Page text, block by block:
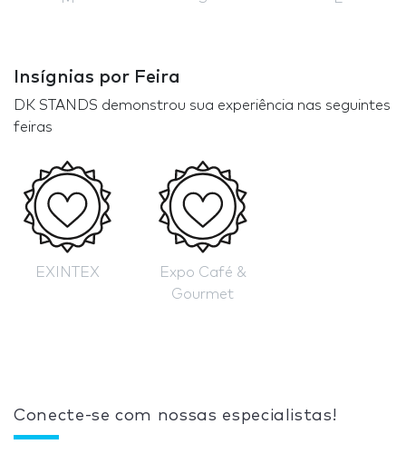
Insígnias por Feira
DK STANDS demonstrou sua experiência nas seguintes
feiras
EXINTEX
Expo Café &
Gourmet
Conecte-se com nossas especialistas!